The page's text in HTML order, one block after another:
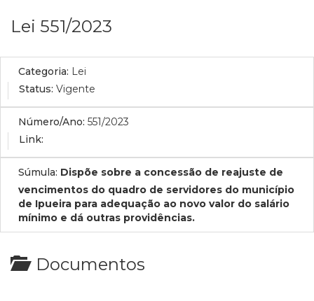
Lei 551/2023
Categoria: Lei
Status: Vigente
Número/Ano: 551/2023
Link:
Súmula: Dispõe sobre a concessão de reajuste de
vencimentos do quadro de servidores do município
de Ipueira para adequação ao novo valor do salário
mínimo e dá outras providências.
Documentos